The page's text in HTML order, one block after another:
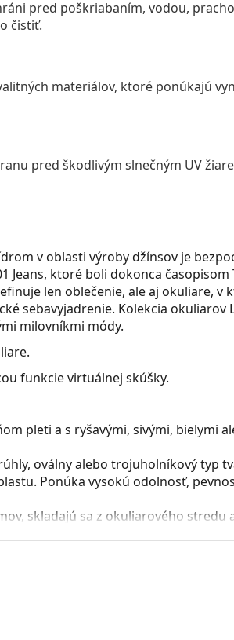
pred poškriabaním, vodou,
čistiť.
materiálov, ktoré ponúkajú
pred škodlivým slnečným UV
v oblasti výroby džínsov je
Jeans, ktoré boli dokonca časopisom
len oblečenie, ale aj okuliare, v
sebavyjadrenie. Kolekcia okuliarov
milovníkmi módy.
funkcie virtuálnej skúšky.
pleti a s ryšavými, sivými, bielymi
oválny alebo trojuholníkový typ
Ponúka vysokú odolnosť,
skladajú sa z okuliarového stredu
šošoviek a predovšetkým ich
všetky typy okuliarových šošoviek,